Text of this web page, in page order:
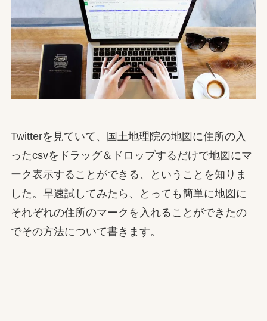
Twitterを見ていて、国土地理院の地図に住所の入
ったcsvをドラッグ＆ドロップするだけで地図にマ
ーク表示することができる、ということを知りま
した。早速試してみたら、とっても簡単に地図に
それぞれの住所のマークを入れることができたの
でその方法について書きます。